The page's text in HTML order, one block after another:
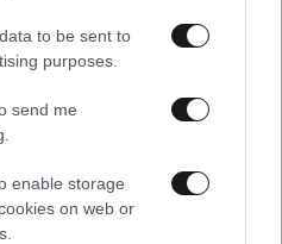
to be sent to
purposes.
send me
enable storage
on web or
και ο «μεγάλος»
πίσω του – Τι ορίζει ο